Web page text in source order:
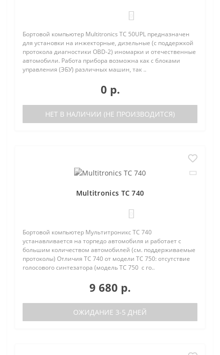
Бортовой компьютер Multitronics TC 50UPL предназначен
для установки на инжекторные, дизельные (с поддержкой
протокола диагностики OBD-2) иномарки и отечественные
автомобили. Работа прибора возможна как с блоками
управления (ЭБУ) различных машин, так ..
0 р.
НЕТ В НАЛИЧИИ (НЕ ПРОИЗВОДИТСЯ)
Multitronics TC 740
Бортовой компьютер Мультитроникс TC 740
устанавливается на торпедо автомобиля и работает с
большим количеством автомобилей (см. поддерживаемые
протоколы) Отличия TC 740 от модели TC 750: отсутствие
голосового синтезатора (модель TC 750 с го..
9 680 р.
ОЖИДАНИЕ 3-5 ДНЕЙ